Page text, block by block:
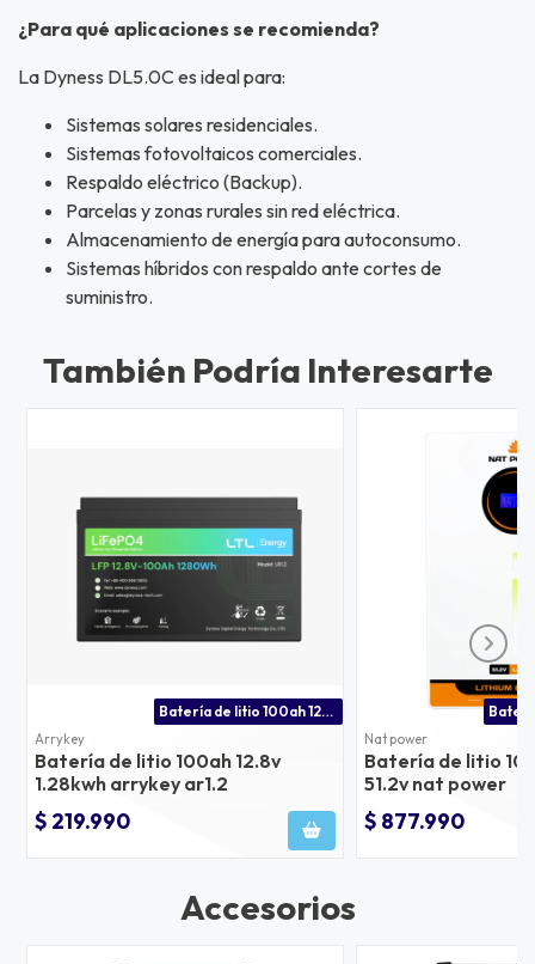
¿Para qué aplicaciones se recomienda?
La Dyness DL5.0C es ideal para:
Sistemas solares residenciales.
Sistemas fotovoltaicos comerciales.
Respaldo eléctrico (Backup).
Parcelas y zonas rurales sin red eléctrica.
Almacenamiento de energía para autoconsumo.
Sistemas híbridos con respaldo ante cortes de
suministro.
También Podría Interesarte
Batería de litio 100ah 12v precio
Arrykey
Batería de litio 100ah 12.8v
1.28kwh arrykey ar1.2
$ 219.990
Nat power
Batería de litio
51.2v nat power
$ 877.990
Accesorios